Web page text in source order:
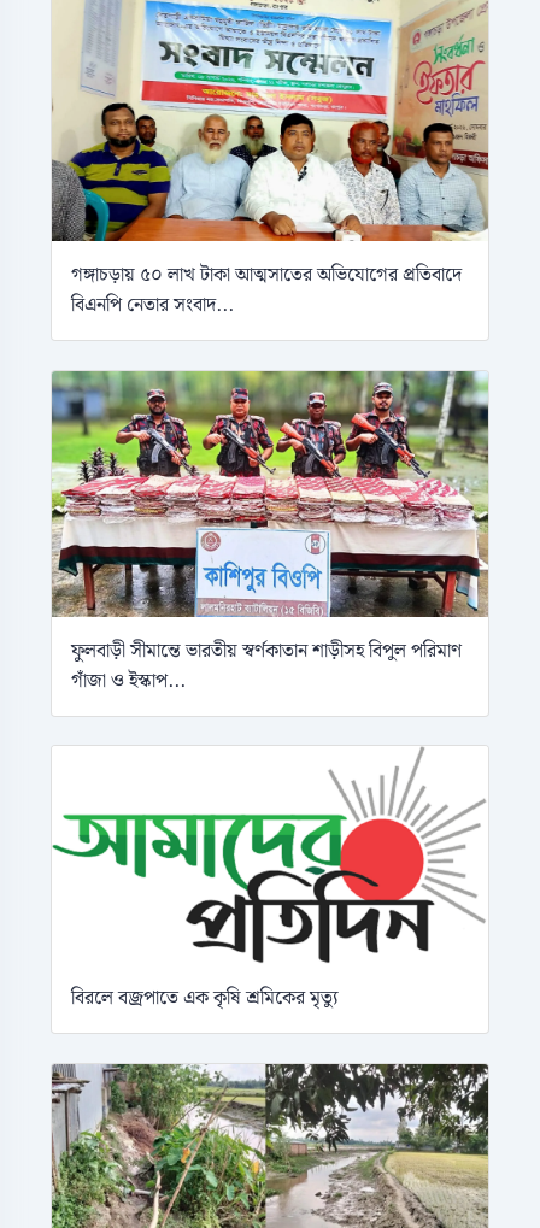
গঙ্গাচড়ায় ৫০ লাখ টাকা আত্মসাতের অভিযোগের প্রতিবাদে
বিএনপি নেতার সংবাদ...
ফুলবাড়ী সীমান্তে ভারতীয় স্বর্ণকাতান শাড়ীসহ বিপুল পরিমাণ
গাঁজা ও ইস্কাপ...
বিরলে বজ্রপাতে এক কৃষি শ্রমিকের মৃত্যু